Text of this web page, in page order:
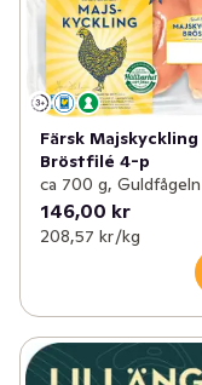
Färsk Majskyckling
Bröstfilé 4-p
ca 700 g, Guldfågeln
146,00 kr
208,57 kr /kg